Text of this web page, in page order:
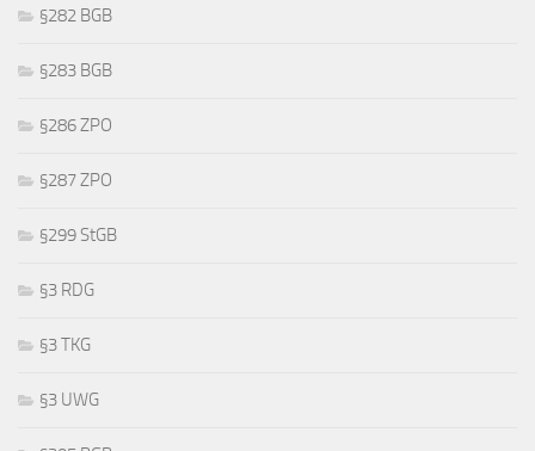
§282 BGB
§283 BGB
§286 ZPO
§287 ZPO
§299 StGB
§3 RDG
§3 TKG
§3 UWG